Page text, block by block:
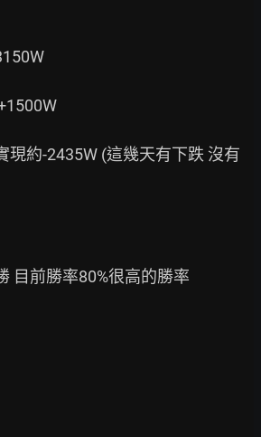
現約-2435W (這幾天有下跌 沒有
目前勝率80%很高的勝率